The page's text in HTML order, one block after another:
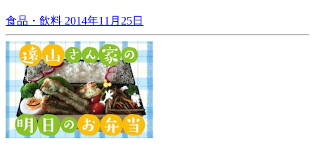
食品・飲料 2014年11月25日